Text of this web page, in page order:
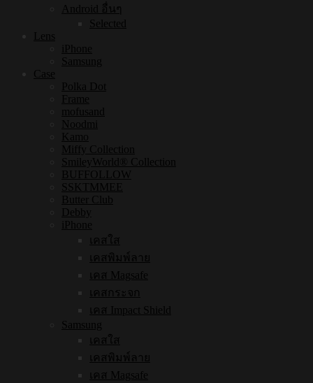
Android อื่นๆ
Selected
Lens
iPhone
Samsung
Case
Polka Dot
Frame
mofusand
Noodmi
Kamo
Miffy Collection
SmileyWorld® Collection
BUFFOLLOW
SSKTMMEE
Butter Club
Debby
iPhone
เคสใส
เคสพิมพ์ลาย
เคส Magsafe
เคสกระจก
เคส Impact Shield
Samsung
เคสใส
เคสพิมพ์ลาย
เคส Magsafe